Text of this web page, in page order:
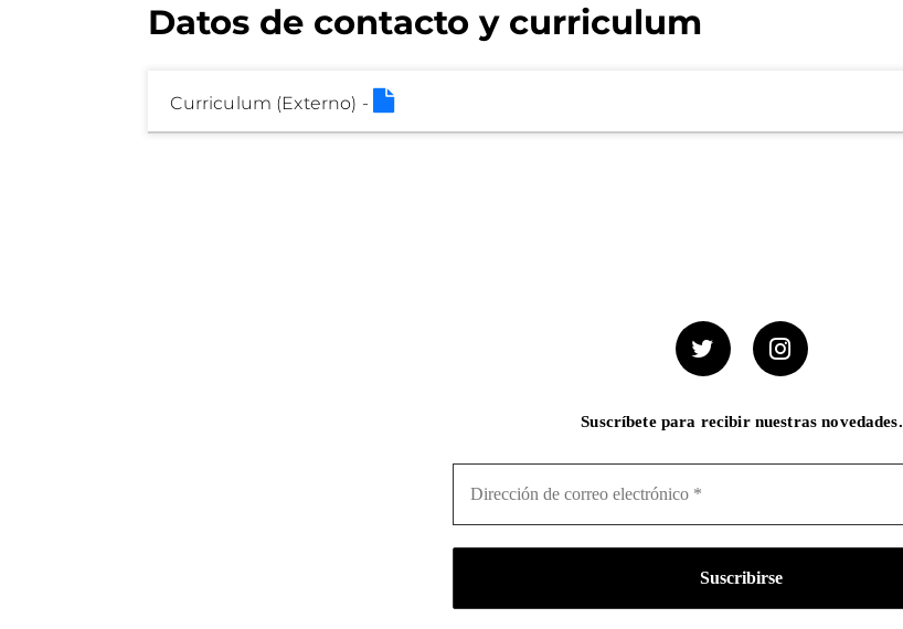
Datos de contacto y curriculum
Curriculum (Externo) -
Suscríbete para recibir nuestras novedades.